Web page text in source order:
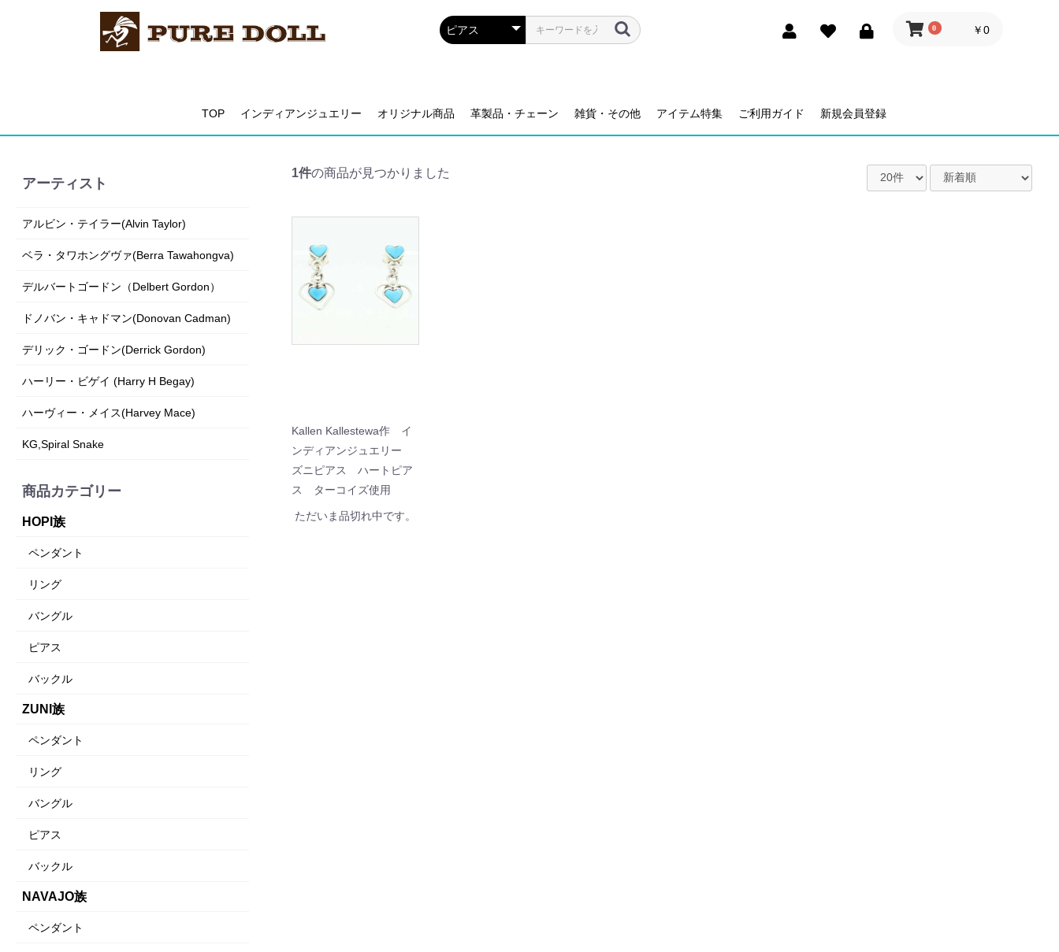
0 ￥0
TOP インディアンジュエリー オリジナル商品 革製品・チェーン 雑貨・その他 アイテム特集 ご利用ガイド 新規会員登録
アーティスト
アルビン・テイラー(Alvin Taylor)
ベラ・タワホングヴァ(Berra Tawahongva)
デルバートゴードン（Delbert Gordon）
ドノバン・キャドマン(Donovan Cadman)
デリック・ゴードン(Derrick Gordon)
ハーリー・ビゲイ (Harry H Begay)
ハーヴィー・メイス(Harvey Mace)
KG,Spiral Snake
商品カテゴリー
HOPI族
ペンダント
リング
バングル
ピアス
バックル
ZUNI族
ペンダント
リング
バングル
ピアス
バックル
NAVAJO族
ペンダント
1件の商品が見つかりました
Kallen Kallestewa作 イ
ンディアンジュエリー
ズニピアス ハートピア
ス ターコイズ使用
ただいま品切れ中です。